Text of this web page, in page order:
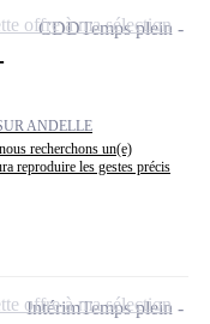
ANDELLE
recherchons un(e)
reproduire les gestes précis
CDDTemps plein
offre à ma sélection
IntérimTemps plein
offre à ma sélection